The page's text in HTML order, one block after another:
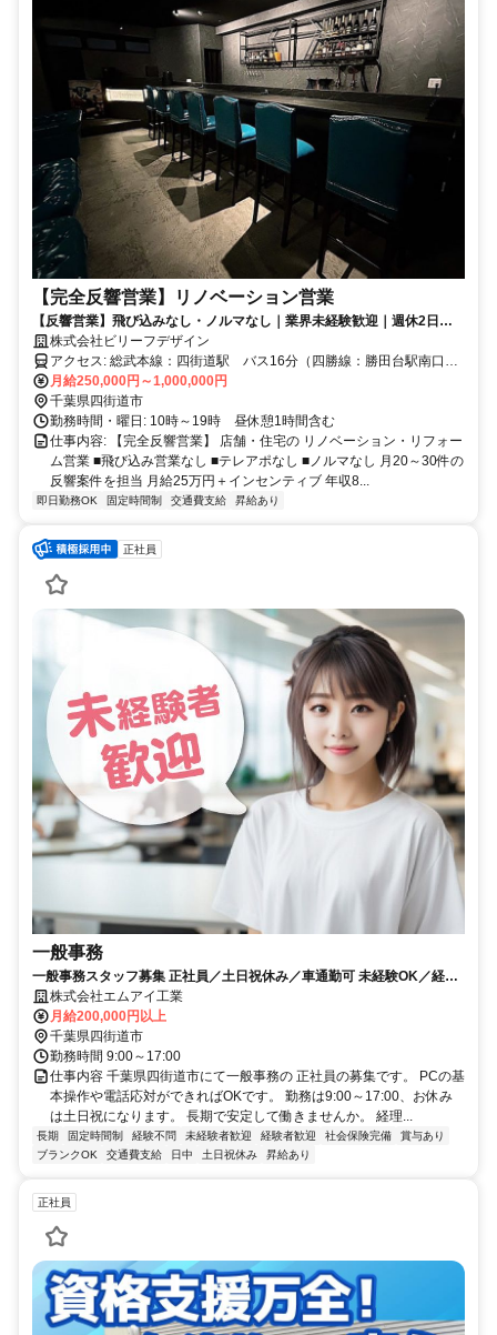
【完全反響営業】リノベーション営業
【反響営業】飛び込みなし・ノルマなし｜業界未経験歓迎｜週休2日制
｜案件安定２０～３０件/月｜年収800万可能
株式会社ビリーフデザイン
アクセス: 総武本線：四街道駅 バス16分（四勝線：勝田台駅南口
行 開拓地 徒歩1分） 車通勤可・社有車支給（ガソリン・メンテナ
ンス費用・自動車税、任意保険等、全て会社負担） ※車両は6か月の
試用期間後貸与致します。現在お車をお持ちでない方は、相談にのり
ます。
月給250,000円～1,000,000円
千葉県四街道市
勤務時間・曜日: 10時～19時 昼休憩1時間含む
仕事内容: 【完全反響営業】 店舗・住宅の リノベーション・リフォー
ム営業 ■飛び込み営業なし ■テレアポなし ■ノルマなし 月20～30件の
反響案件を担当 月給25万円＋インセンティブ 年収8...
即日勤務OK 固定時間制 交通費支給 昇給あり
正社員
一般事務
一般事務スタッフ募集 正社員／土日祝休み／車通勤可 未経験OK／経験
者優遇
株式会社エムアイ工業
月給200,000円以上
千葉県四街道市
勤務時間 9:00～17:00
仕事内容 千葉県四街道市にて一般事務の 正社員の募集です。 PCの基
本操作や電話応対ができればOKです。 勤務は9:00～17:00、お休み
は土日祝になります。 長期で安定して働きませんか。 経理...
長期 固定時間制 経験不問 未経験者歓迎 経験者歓迎 社会保険完備
賞与あり
ブランクOK
交通費支給 日中 土日祝休み 昇給あり
正社員